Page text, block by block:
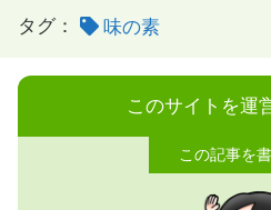
タグ：
味の素
このサイトを運